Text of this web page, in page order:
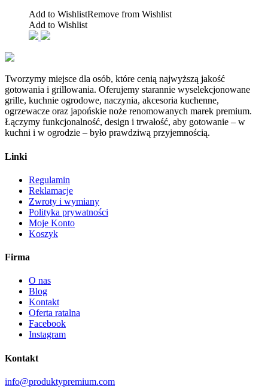
Add to WishlistRemove from Wishlist
Add to Wishlist
Tworzymy miejsce dla osób, które cenią najwyższą jakość
gotowania i grillowania. Oferujemy starannie wyselekcjonowane
grille, kuchnie ogrodowe, naczynia, akcesoria kuchenne,
ogrzewacze oraz japońskie noże renomowanych marek premium.
Łączymy funkcjonalność, design i trwałość, aby gotowanie – w
kuchni i w ogrodzie – było prawdziwą przyjemnością.
Linki
Regulamin
Reklamacje
Zwroty i wymiany
Polityka prywatności
Moje Konto
Koszyk
Firma
O nas
Blog
Kontakt
Oferta ratalna
Facebook
Instagram
Kontakt
info@produktypremium.com